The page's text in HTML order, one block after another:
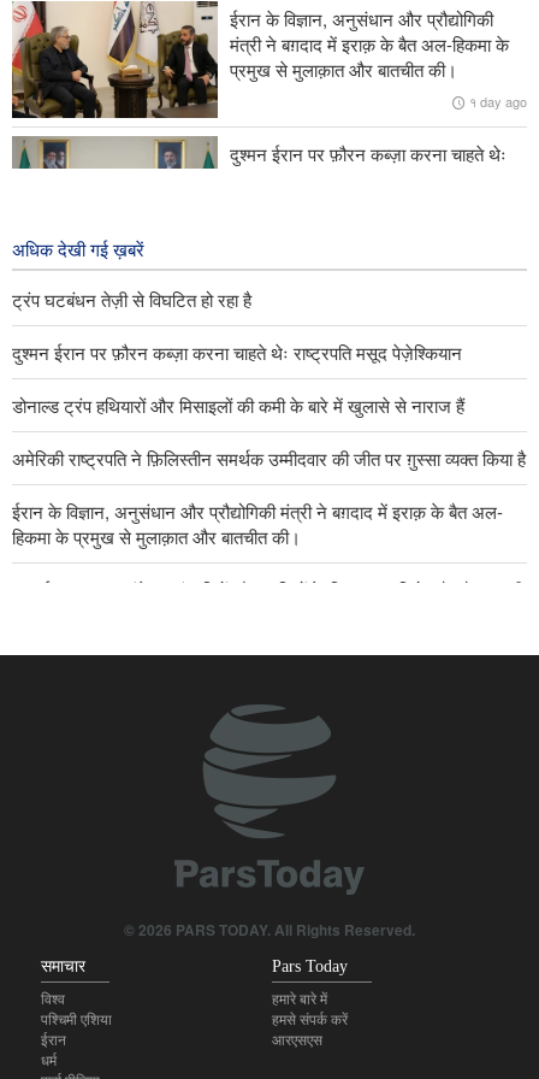
अमेरिकी सैन्य समाधान होर्मुज़ जलडमरूमध्य की सुरक्षा सुनिश्चित करने में विफ़ल रहा
हैः इकोनॉमिस्ट पत्रिका
ईरान के विज्ञान, अनुसंधान और प्रौद्योगिकी
मंत्री ने बग़दाद में इराक़ के बैत अल-हिकमा के
प्रमुख से मुलाक़ात और बातचीत की।
१ day ago
दुश्मन ईरान पर फ़ौरन कब्ज़ा करना चाहते थेः
अधिक देखी गई ख़बरें
ट्रंप घटबंधन तेज़ी से विघटित हो रहा है
दुश्मन ईरान पर फ़ौरन कब्ज़ा करना चाहते थेः राष्ट्रपति मसूद पेज़ेश्कियान
डोनाल्ड ट्रंप हथियारों और मिसाइलों की कमी के बारे में खुलासे से नाराज हैं
अमेरिकी राष्ट्रपति ने फ़िलिस्तीन समर्थक उम्मीदवार की जीत पर ग़ुस्सा व्यक्त किया है
ईरान के विज्ञान, अनुसंधान और प्रौद्योगिकी मंत्री ने बग़दाद में इराक़ के बैत अल-
हिकमा के प्रमुख से मुलाक़ात और बातचीत की।
अरबईन का पहला संदेश अहंकारियों और ज़ालिमों के खिलाफ प्रतिरोध हैः सैयद अली
ईरान के उद्योग मंत्री ने क़िर्किज़िस्तान के साथ सहयोग बढ़ाने पर बल दिया
तुर्किये के विदेश मंत्री ने ज़ायोनी शासन पर ग़ाज़ा पट्टी में शांति समझौते तक पहुँचने
के प्रयासों में बाधा डालने का आरोप लगाया।
इस्राईल ने दक्षिणी लेबनान के कई क्षेत्रों पर हमला किया
© 2026 PARS TODAY. All Rights Reserved.
समाचार
विश्व
पश्चिमी एशिया
ईरान
धर्म
Pars Today
हमारे बारे में
हमसे संपर्क करें
आरएसएस